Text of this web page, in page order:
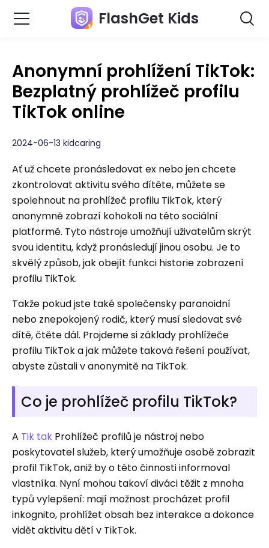
FlashGet Kids
Anonymní prohlížení TikTok:
Bezplatný prohlížeč profilu
TikTok online
2024-06-13 kidcaring
Ať už chcete pronásledovat ex nebo jen chcete
zkontrolovat aktivitu svého dítěte, můžete se
spolehnout na prohlížeč profilu TikTok, který
anonymně zobrazí kohokoli na této sociální
platformě. Tyto nástroje umožňují uživatelům skrýt
svou identitu, když pronásledují jinou osobu. Je to
skvělý způsob, jak obejít funkci historie zobrazení
profilu TikTok.
Takže pokud jste také společensky paranoidní
nebo znepokojený rodič, který musí sledovat své
dítě, čtěte dál. Projdeme si základy prohlížeče
profilu TikTok a jak můžete taková řešení používat,
abyste zůstali v anonymitě na TikTok.
Co je prohlížeč profilu TikTok?
A Tik tak Prohlížeč profilů je nástroj nebo
poskytovatel služeb, který umožňuje osobě zobrazit
profil TikTok, aniž by o této činnosti informoval
vlastníka. Nyní mohou takoví diváci těžit z mnoha
typů vylepšení: mají možnost procházet profil
inkognito, prohlížet obsah bez interakce a dokonce
vidět aktivitu dětí v TikTok.